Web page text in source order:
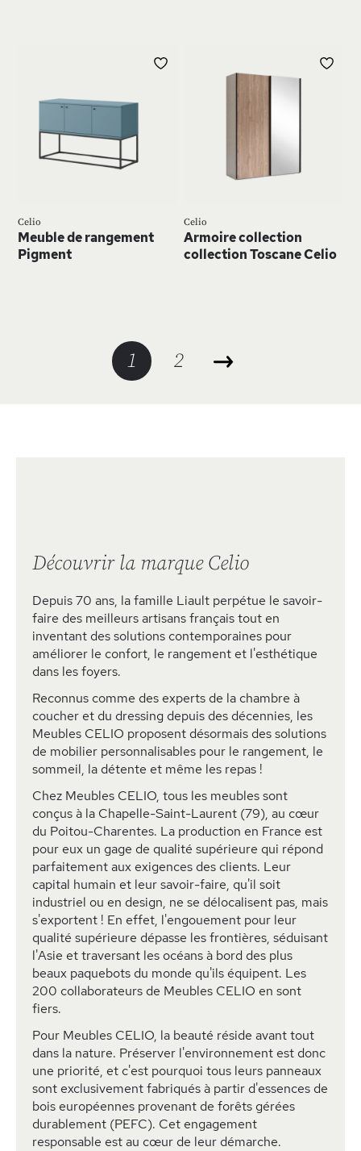
Celio
Meuble de rangement
Pigment
Celio
Armoire collection
collection Toscane Celio
Vous
lisez
1 Page
2
Découvrir la marque Celio
Depuis 70 ans, la famille Liault perpétue le savoir-
faire des meilleurs artisans français tout en
inventant des solutions contemporaines pour
améliorer le confort, le rangement et l'esthétique
dans les foyers.
Reconnus comme des experts de la chambre à
coucher et du dressing depuis des décennies, les
Meubles CELIO proposent désormais des solutions
de mobilier personnalisables pour le rangement, le
sommeil, la détente et même les repas !
Chez Meubles CELIO, tous les meubles sont
conçus à la Chapelle-Saint-Laurent (79), au cœur
du Poitou-Charentes. La production en France est
pour eux un gage de qualité supérieure qui répond
parfaitement aux exigences des clients. Leur
capital humain et leur savoir-faire, qu'il soit
industriel ou en design, ne se délocalisent pas, mais
s'exportent ! En effet, l'engouement pour leur
qualité supérieure dépasse les frontières, séduisant
l'Asie et traversant les océans à bord des plus
beaux paquebots du monde qu'ils équipent. Les
200 collaborateurs de Meubles CELIO en sont
fiers.
Pour Meubles CELIO, la beauté réside avant tout
dans la nature. Préserver l'environnement est donc
une priorité, et c'est pourquoi tous leurs panneaux
sont exclusivement fabriqués à partir d'essences de
bois européennes provenant de forêts gérées
durablement (PEFC). Cet engagement
responsable est au cœur de leur démarche.